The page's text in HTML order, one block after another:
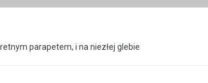
parapetem, i na niezłej glebie